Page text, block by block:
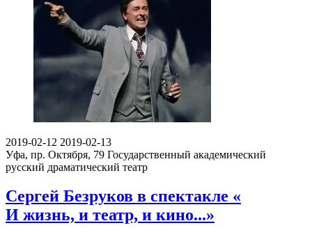
2019-02-12 2019-02-13
Уфа, пр. Октября, 79 Государственный академический
русский драматический театр
Сергей Безруков в спектакле «
И жизнь, и театр, и кино...»